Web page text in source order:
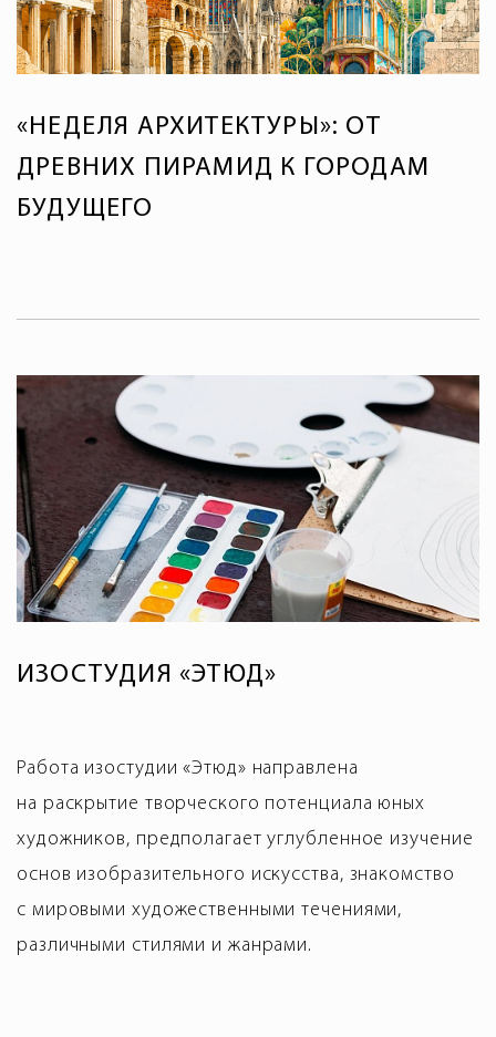
«НЕДЕЛЯ АРХИТЕКТУРЫ»: ОТ
ДРЕВНИХ ПИРАМИД К ГОРОДАМ
БУДУЩЕГО
ИЗОСТУДИЯ «ЭТЮД»
Работа изостудии «Этюд» направлена
на раскрытие творческого потенциала юных
художников, предполагает углубленное изучение
основ изобразительного искусства, знакомство
с мировыми художественными течениями,
различными стилями и жанрами.